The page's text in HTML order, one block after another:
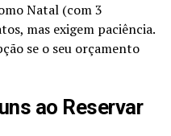
Natal (com 3
mas exigem paciência.
se o seu orçamento
ao Reservar